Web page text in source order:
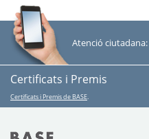
Atenció ciutadana:
Certificats i Premis
Certificats i Premis de BASE